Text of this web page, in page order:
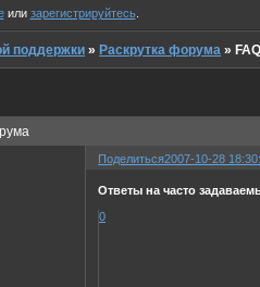
или зарегистрируйтесь.
поддержки »Раскрутка форума »
Поделиться2007-10-28
Ответы на часто
0